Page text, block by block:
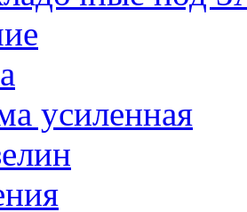
усиленная